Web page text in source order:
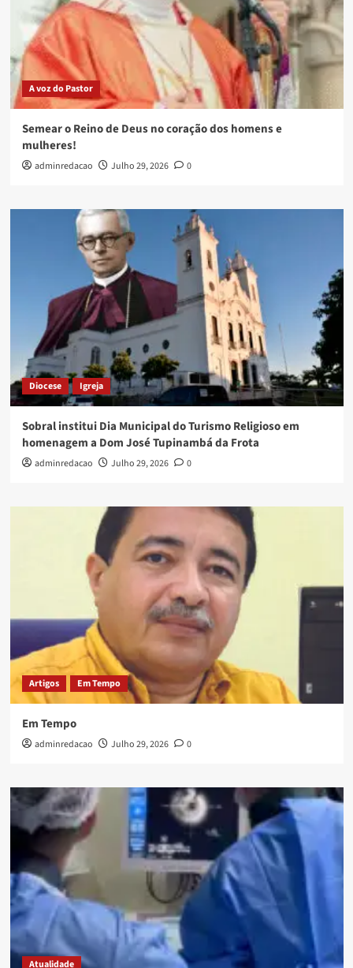
A voz do Pastor
Semear o Reino de Deus no coração dos homens e
mulheres!
adminredacao Julho 29, 2026 0
Diocese Igreja
Sobral institui Dia Municipal do Turismo Religioso em
homenagem a Dom José Tupinambá da Frota
adminredacao Julho 29, 2026 0
Artigos Em Tempo
Em Tempo
adminredacao Julho 29, 2026 0
Atualidade